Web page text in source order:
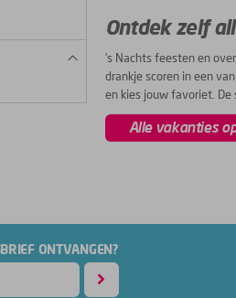
Ontdek zelf
’s Nachts feesten en
drankje scoren in een
en kies jouw favoriet. De
Alle vakanties
ONTVANGEN?